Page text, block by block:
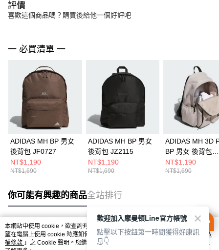
評價
喜歡這個商品嗎？購買後給他一個好評吧
一 必買清單 一
ADIDAS MH BP 男女
後背包 JF0727
NT$1,190
NT$1,690
ADIDAS MH BP 男女
後背包 JZ2115
NT$1,190
NT$1,690
ADIDAS MH 3D
BP 男女 後背包
KC0256
NT$1,190
NT$1,690
你可能有興趣的商品全站排行
熱門標籤
本網站中使用 cookie，欲查詢有關本網站使用 cookie 方式之詳情，及若您不希
望在電腦上使用 cookie 時應如何變更電腦的 cookie 設定，請參閱本網站「
隱私
權條款 」之 Cookie 聲明。您繼續使用本網站即表示您同意本公司得按本網站使
歡迎加入摩曼頓Line官方帳號
點擊以下按鈕第一時間獲得好康訊
息👇